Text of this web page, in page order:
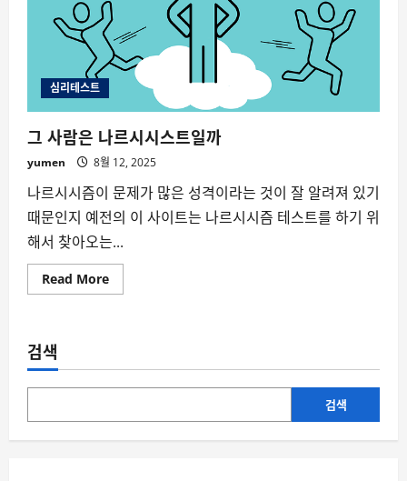
심리테스트
그 사람은 나르시시스트일까
yumen 8월 12, 2025
나르시시즘이 문제가 많은 성격이라는 것이 잘 알려져 있기
때문인지 예전의 이 사이트는 나르시시즘 테스트를 하기 위
해서 찾아오는...
Read MoreRead
more
나
시
스
일
검색
검색